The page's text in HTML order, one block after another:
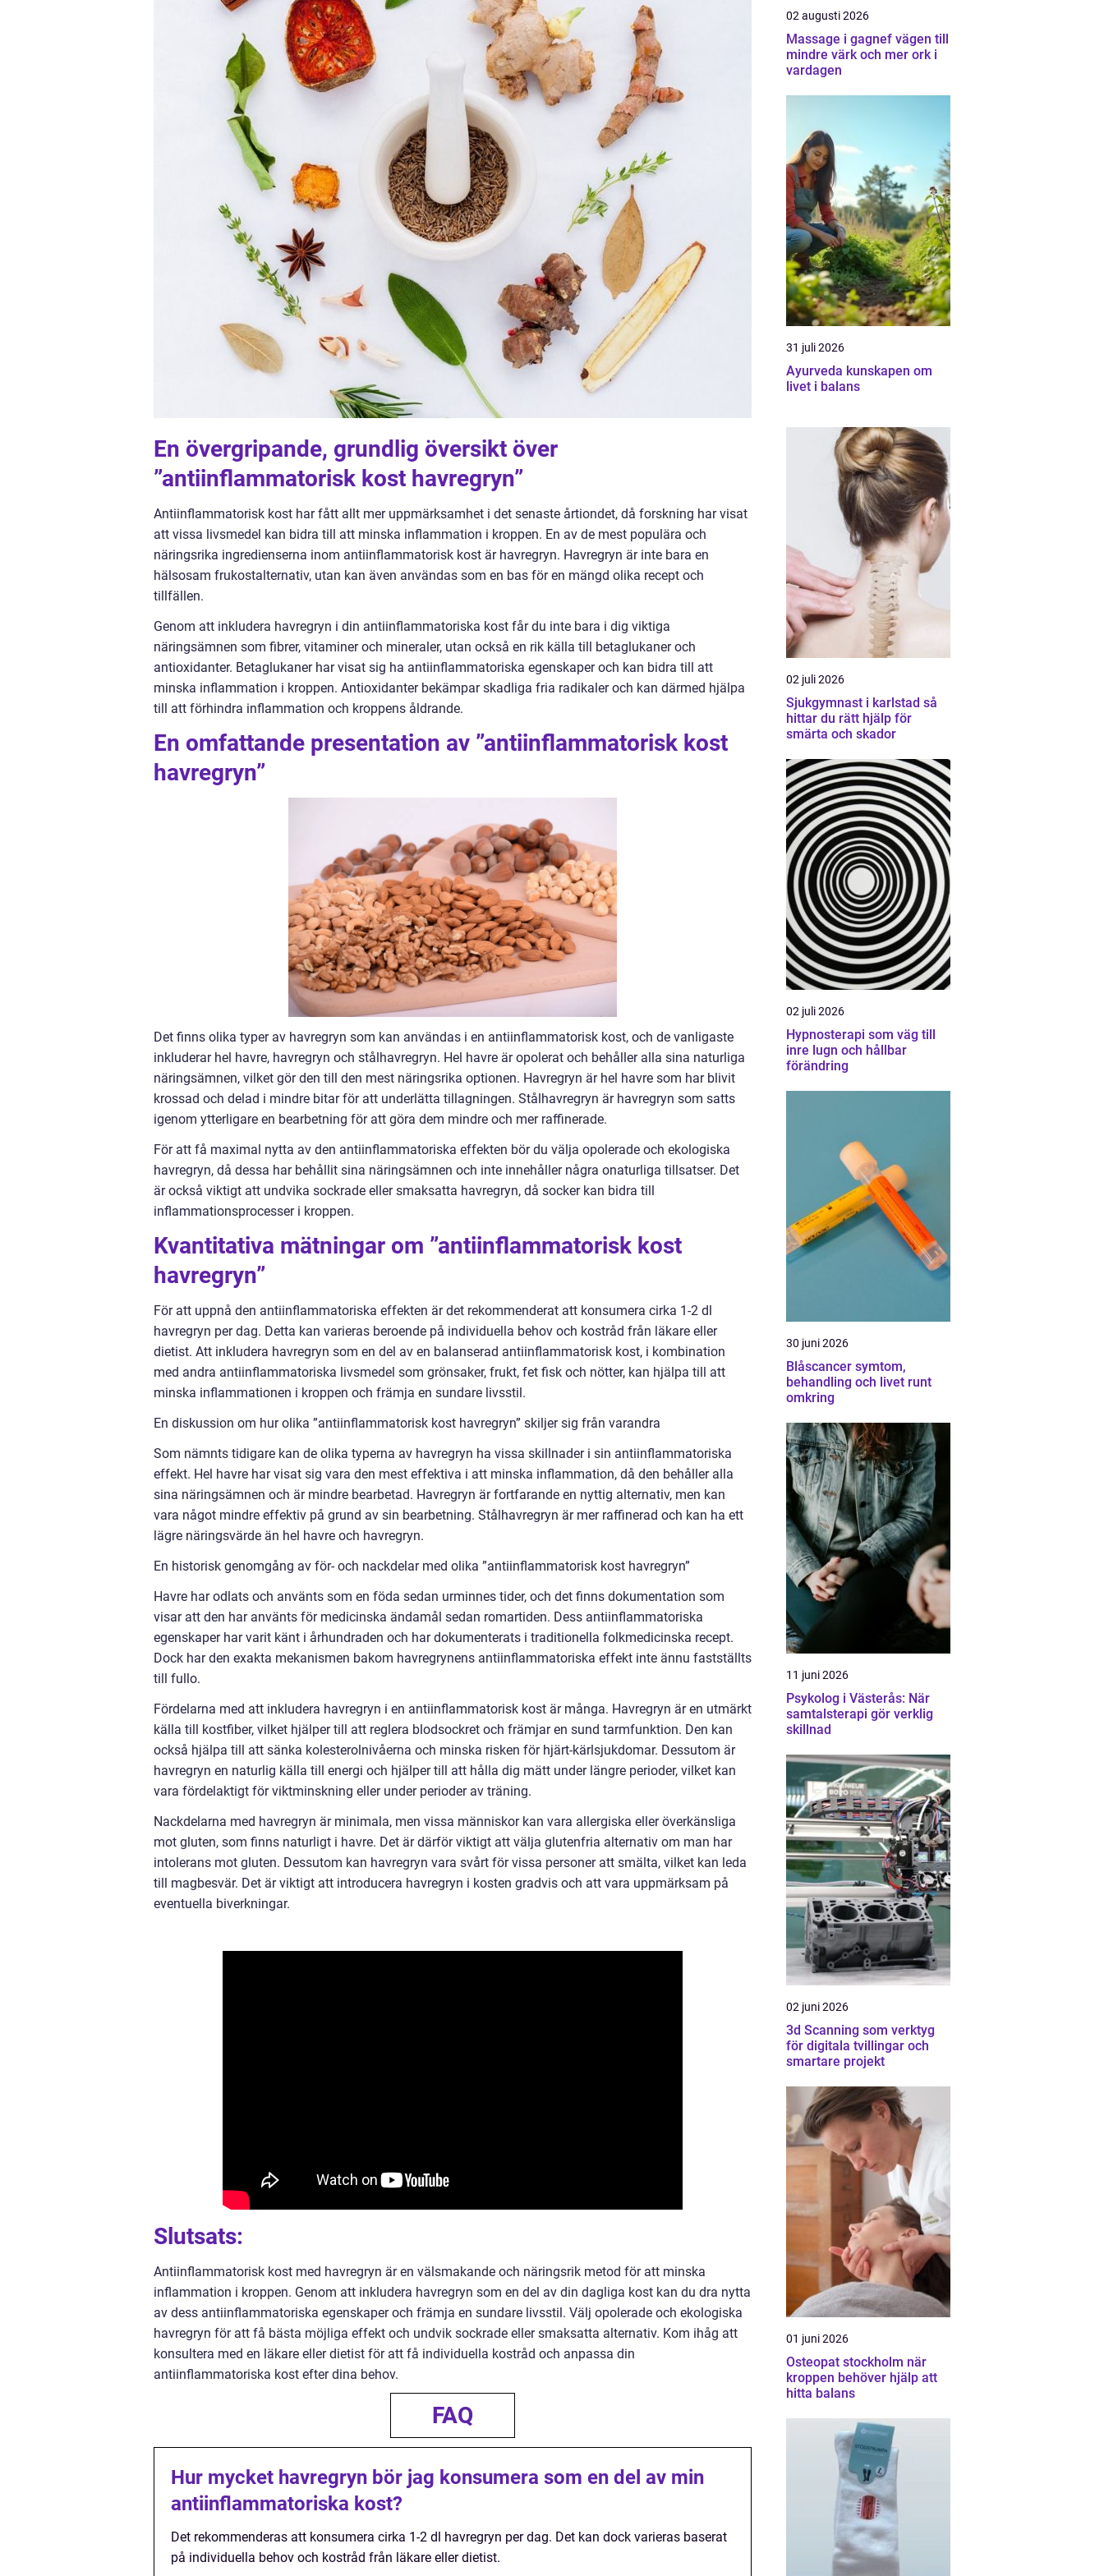
En övergripande, grundlig översikt över
”antiinflammatorisk kost havregryn”
Antiinflammatorisk kost har fått allt mer uppmärksamhet i det senaste årtiondet, då forskning har visat
att vissa livsmedel kan bidra till att minska inflammation i kroppen. En av de mest populära och
näringsrika ingredienserna inom antiinflammatorisk kost är havregryn. Havregryn är inte bara en
hälsosam frukostalternativ, utan kan även användas som en bas för en mängd olika recept och
tillfällen.
Genom att inkludera havregryn i din antiinflammatoriska kost får du inte bara i dig viktiga
näringsämnen som fibrer, vitaminer och mineraler, utan också en rik källa till betaglukaner och
antioxidanter. Betaglukaner har visat sig ha antiinflammatoriska egenskaper och kan bidra till att
minska inflammation i kroppen. Antioxidanter bekämpar skadliga fria radikaler och kan därmed hjälpa
till att förhindra inflammation och kroppens åldrande.
En omfattande presentation av ”antiinflammatorisk kost
havregryn”
Det finns olika typer av havregryn som kan användas i en antiinflammatorisk kost, och de vanligaste
inkluderar hel havre, havregryn och stålhavregryn. Hel havre är opolerat och behåller alla sina naturliga
näringsämnen, vilket gör den till den mest näringsrika optionen. Havregryn är hel havre som har blivit
krossad och delad i mindre bitar för att underlätta tillagningen. Stålhavregryn är havregryn som satts
igenom ytterligare en bearbetning för att göra dem mindre och mer raffinerade.
För att få maximal nytta av den antiinflammatoriska effekten bör du välja opolerade och ekologiska
havregryn, då dessa har behållit sina näringsämnen och inte innehåller några onaturliga tillsatser. Det
är också viktigt att undvika sockrade eller smaksatta havregryn, då socker kan bidra till
inflammationsprocesser i kroppen.
Kvantitativa mätningar om ”antiinflammatorisk kost
havregryn”
För att uppnå den antiinflammatoriska effekten är det rekommenderat att konsumera cirka 1-2 dl
havregryn per dag. Detta kan varieras beroende på individuella behov och kostråd från läkare eller
dietist. Att inkludera havregryn som en del av en balanserad antiinflammatorisk kost, i kombination
med andra antiinflammatoriska livsmedel som grönsaker, frukt, fet fisk och nötter, kan hjälpa till att
minska inflammationen i kroppen och främja en sundare livsstil.
En diskussion om hur olika ”antiinflammatorisk kost havregryn” skiljer sig från varandra
Som nämnts tidigare kan de olika typerna av havregryn ha vissa skillnader i sin antiinflammatoriska
effekt. Hel havre har visat sig vara den mest effektiva i att minska inflammation, då den behåller alla
sina näringsämnen och är mindre bearbetad. Havregryn är fortfarande en nyttig alternativ, men kan
vara något mindre effektiv på grund av sin bearbetning. Stålhavregryn är mer raffinerad och kan ha ett
lägre näringsvärde än hel havre och havregryn.
En historisk genomgång av för- och nackdelar med olika ”antiinflammatorisk kost havregryn”
Havre har odlats och använts som en föda sedan urminnes tider, och det finns dokumentation som
visar att den har använts för medicinska ändamål sedan romartiden. Dess antiinflammatoriska
egenskaper har varit känt i århundraden och har dokumenterats i traditionella folkmedicinska recept.
Dock har den exakta mekanismen bakom havregrynens antiinflammatoriska effekt inte ännu fastställts
till fullo.
Fördelarna med att inkludera havregryn i en antiinflammatorisk kost är många. Havregryn är en utmärkt
källa till kostfiber, vilket hjälper till att reglera blodsockret och främjar en sund tarmfunktion. Den kan
också hjälpa till att sänka kolesterolnivåerna och minska risken för hjärt-kärlsjukdomar. Dessutom är
havregryn en naturlig källa till energi och hjälper till att hålla dig mätt under längre perioder, vilket kan
vara fördelaktigt för viktminskning eller under perioder av träning.
Nackdelarna med havregryn är minimala, men vissa människor kan vara allergiska eller överkänsliga
mot gluten, som finns naturligt i havre. Det är därför viktigt att välja glutenfria alternativ om man har
intolerans mot gluten. Dessutom kan havregryn vara svårt för vissa personer att smälta, vilket kan leda
till magbesvär. Det är viktigt att introducera havregryn i kosten gradvis och att vara uppmärksam på
eventuella biverkningar.
Slutsats:
Antiinflammatorisk kost med havregryn är en välsmakande och näringsrik metod för att minska
inflammation i kroppen. Genom att inkludera havregryn som en del av din dagliga kost kan du dra nytta
av dess antiinflammatoriska egenskaper och främja en sundare livsstil. Välj opolerade och ekologiska
havregryn för att få bästa möjliga effekt och undvik sockrade eller smaksatta alternativ. Kom ihåg att
konsultera med en läkare eller dietist för att få individuella kostråd och anpassa din
antiinflammatoriska kost efter dina behov.
FAQ
Hur mycket havregryn bör jag konsumera som en del av min
antiinflammatoriska kost?
Det rekommenderas att konsumera cirka 1-2 dl havregryn per dag. Det kan dock varieras baserat
på individuella behov och kostråd från läkare eller dietist.
02 augusti 2026
Massage i gagnef vägen till
mindre värk och mer ork i
vardagen
31 juli 2026
Ayurveda kunskapen om
livet i balans
02 juli 2026
Sjukgymnast i karlstad så
hittar du rätt hjälp för
smärta och skador
02 juli 2026
Hypnosterapi som väg till
inre lugn och hållbar
förändring
30 juni 2026
Blåscancer symtom,
behandling och livet runt
omkring
11 juni 2026
Psykolog i Västerås: När
samtalsterapi gör verklig
skillnad
02 juni 2026
3d Scanning som verktyg
för digitala tvillingar och
smartare projekt
01 juni 2026
Osteopat stockholm när
kroppen behöver hjälp att
hitta balans